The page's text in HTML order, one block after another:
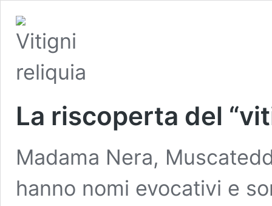
La riscoperta del
Madama Nera,
hanno nomi evocativi e